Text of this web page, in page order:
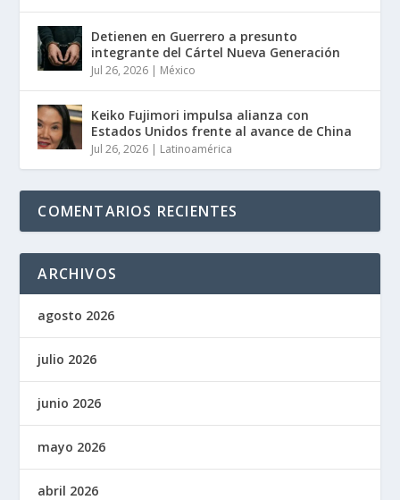
Detienen en Guerrero a presunto
integrante del Cártel Nueva Generación
Jul 26, 2026 | México
Keiko Fujimori impulsa alianza con
Estados Unidos frente al avance de China
Jul 26, 2026 | Latinoamérica
COMENTARIOS RECIENTES
ARCHIVOS
agosto 2026
julio 2026
junio 2026
mayo 2026
abril 2026